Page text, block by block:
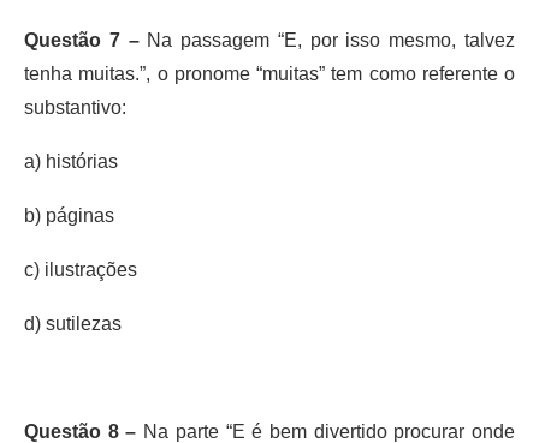
Questão 7 –Na passagem “E, por isso mesmo, talvez
tenha muitas.”, o pronome “muitas” tem como referente o
substantivo:
a) histórias
b) páginas
c) ilustrações
d) sutilezas
Questão 8 – Na parte “E é bem divertido procurar onde